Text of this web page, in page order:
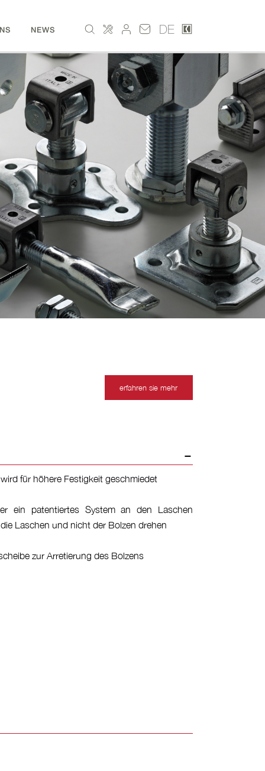
NEWS DE
erfahren sie mehr
für höhere Festigkeit geschmiedet
ein patentiertes System an den Laschen
Laschen und nicht der Bolzen drehen
zur Arretierung des Bolzens